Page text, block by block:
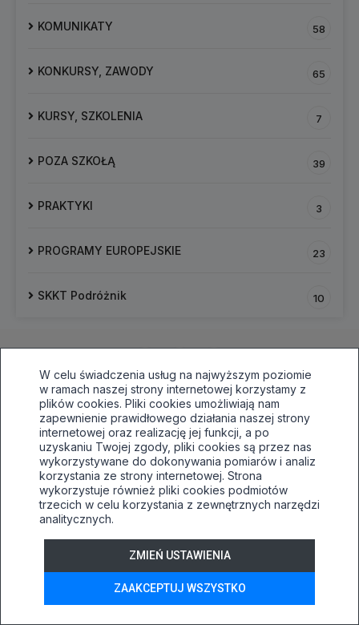
W celu świadczenia usług na najwyższym poziomie
w ramach naszej strony internetowej korzystamy z
plików cookies. Pliki cookies umożliwiają nam
zapewnienie prawidłowego działania naszej strony
internetowej oraz realizację jej funkcji, a po
uzyskaniu Twojej zgody, pliki cookies są przez nas
wykorzystywane do dokonywania pomiarów i analiz
korzystania ze strony internetowej. Strona
wykorzystuje również pliki cookies podmiotów
trzecich w celu korzystania z zewnętrznych narzędzi
analitycznych.
ZMIEŃ USTAWIENIA
ZAAKCEPTUJ WSZYSTKO
KOMUNIKATY 58
KONKURSY, ZAWODY 65
KURSY, SZKOLENIA 7
POZA SZKOŁĄ 39
PRAKTYKI 3
PROGRAMY EUROPEJSKIE 23
SKKT Podróżnik 10
33 496 81 64,awaryjnie515030138
sekretariat@tuwim.edu.pl
Bielsko-Biała, ul.Filarowa 52
Deklaracja dostępności
© 2026WizjaNetWszystkie prawa zastrzeżone.